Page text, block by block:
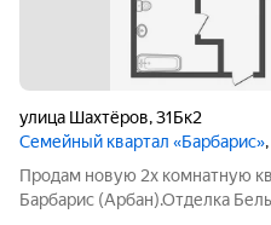
улица Шахтёров,31Бк2
Семейный квартал «Барбарис»
Продам новую 2х комнатную
Барбарис (Арбан).Отделка